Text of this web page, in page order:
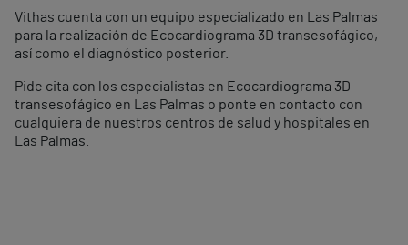
Vithas cuenta con un equipo especializado en Las Palmas
para la realización de Ecocardiograma 3D transesofágico,
así como el diagnóstico posterior.
Pide cita con los especialistas en Ecocardiograma 3D
transesofágico en Las Palmas o ponte en contacto con
cualquiera de nuestros centros de salud y hospitales en
Las Palmas.